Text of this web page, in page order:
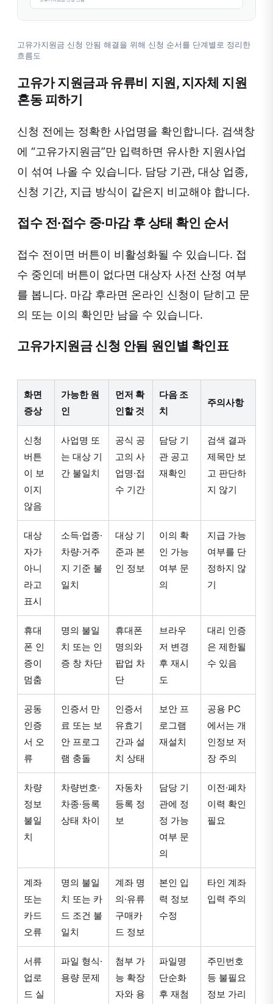
고유가지원금 신청 안됨 해결을 위해 신청 순서를 단계별로 정리한
흐름도
고유가 지원금과 유류비 지원, 지자체 지원
혼동 피하기
신청 전에는 정확한 사업명을 확인합니다. 검색창
에 “고유가지원금”만 입력하면 유사한 지원사업
이 섞여 나올 수 있습니다. 담당 기관, 대상 업종,
신청 기간, 지급 방식이 같은지 비교해야 합니다.
접수 전·접수 중·마감 후 상태 확인 순서
접수 전이면 버튼이 비활성화될 수 있습니다. 접
수 중인데 버튼이 없다면 대상자 사전 산정 여부
를 봅니다. 마감 후라면 온라인 신청이 닫히고 문
의 또는 이의 확인만 남을 수 있습니다.
고유가지원금 신청 안됨 원인별 확인표
화면
증상
가능한 원
인
먼저 확
인할 것
다음 조
치
주의사항
신청
버튼
이 보
이지
않음
사업명 또
는 대상 기
간 불일치
공식 공
고의 사
업명·접
수 기간
담당 기
관 공고
재확인
검색 결과
제목만 보
고 판단하
지 않기
대상
자가
아니
라고
표시
소득·업종·
차량·거주
지 기준 불
일치
대상 기
준과 본
인 정보
이의 확
인 가능
여부 문
의
지급 가능
여부를 단
정하지 않
기
휴대
폰 인
증이
멈춤
명의 불일
치 또는 인
증 창 차단
휴대폰
명의와
팝업 차
단
브라우
저 변경
후 재시
도
대리 인증
은 제한될
수 있음
공동
인증
서 오
류
인증서 만
료 또는 보
안 프로그
램 충돌
인증서
유효기
간과 설
치 상태
보안 프
로그램
재설치
공용 PC
에서는 개
인정보 저
장 주의
차량
정보
불일
치
차량번호·
차종·등록
상태 차이
자동차
등록 정
보
담당 기
관에 정
정 가능
여부 문
의
이전·폐차
이력 확인
필요
계좌
또는
카드
오류
명의 불일
치 또는 카
드 조건 불
일치
계좌 명
의·유류
구매카
드 정보
본인 입
력 정보
수정
타인 계좌
입력 주의
서류
업로
드 실
파일 형식·
용량 문제
첨부 가
능 확장
자와 용
파일명
단순화
후 재첨
주민번호
등 불필요
정보 가리